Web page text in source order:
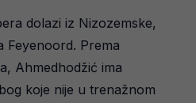
dolazi iz Nizozemske,
Feyenoord. Prema
Ahmedhodžić ima
koje nije u trenažnom